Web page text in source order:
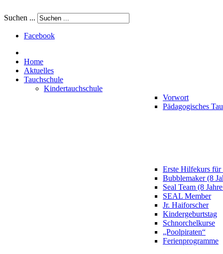
Suchen ...
Facebook
Home
Aktuelles
Tauchschule
Kindertauchschule
Vorwort
Pädagogisches
Erste Hilfekurs
Bubblemaker (8
Seal Team (8
SEAL Member
Jr. Haiforscher
Kindergeburtstag
Schnorchelkurse
„Poolpiraten“
Ferienprogramme